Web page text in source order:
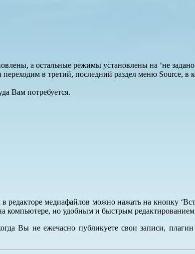
а остальные режимы установлены на ‘не
в третий, последний раздел меню Source, в
Вам потребуется.
редакторе медиафайлов можно нажать на кнопку
компьютере, но удобным и быстрым
Вы не ежечасно публикуете свои записи,